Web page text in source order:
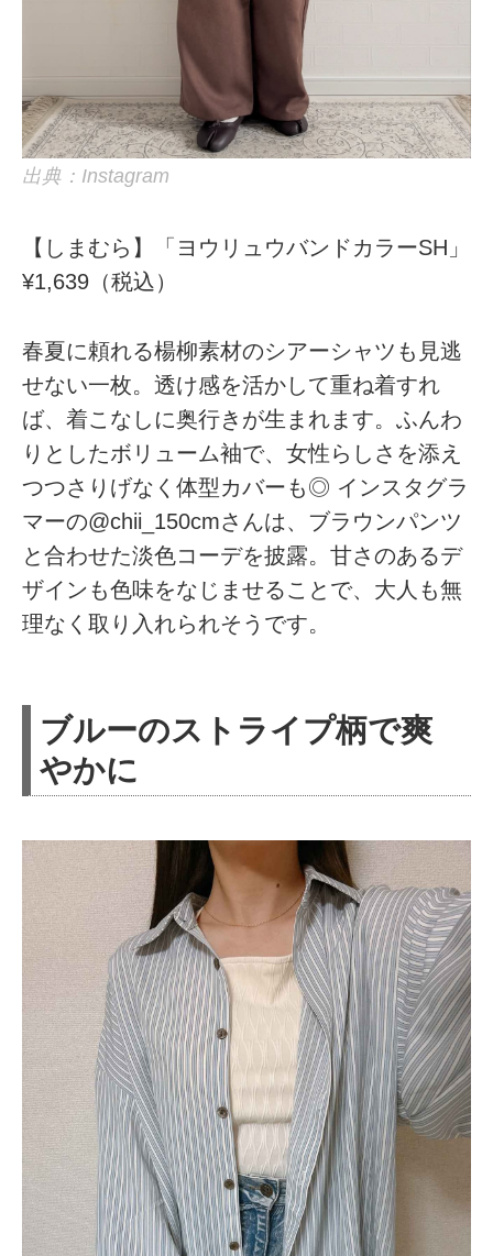
出典：Instagram
【しまむら】「ヨウリュウバンドカラーSH」
¥1,639（税込）
春夏に頼れる楊柳素材のシアーシャツも見逃
せない一枚。透け感を活かして重ね着すれ
ば、着こなしに奥行きが生まれます。ふんわ
りとしたボリューム袖で、女性らしさを添え
つつさりげなく体型カバーも◎ インスタグラ
マーの@chii_150cmさんは、ブラウンパンツ
と合わせた淡色コーデを披露。甘さのあるデ
ザインも色味をなじませることで、大人も無
理なく取り入れられそうです。
ブルーのストライプ柄で爽
やかに